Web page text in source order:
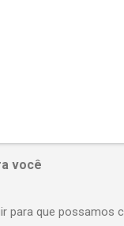
você
para que possamos